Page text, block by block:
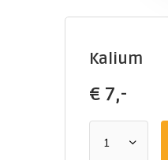
Kalium
€ 7,-